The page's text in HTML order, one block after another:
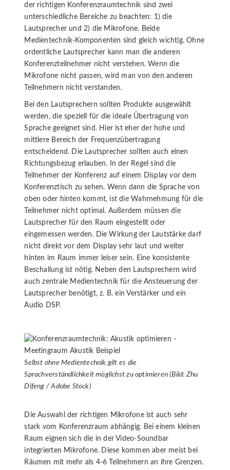
der richtigen Konferenzraumtechnik sind zwei
unterschiedliche Bereiche zu beachten: 1) die
Lautsprecher und 2) die Mikrofone. Beide
Medientechnik-Komponenten sind gleich wichtig. Ohne
ordentliche Lautsprecher kann man die anderen
Konferenzteilnehmer nicht verstehen. Wenn die
Mikrofone nicht passen, wird man von den anderen
Teilnehmern nicht verstanden.
Bei den Lautsprechern sollten Produkte ausgewählt
werden, die speziell für die ideale Übertragung von
Sprache geeignet sind. Hier ist eher der hohe und
mittlere Bereich der Frequenzübertragung
entscheidend. Die Lautsprecher sollten auch einen
Richtungsbezug erlauben. In der Regel sind die
Teilnehmer der Konferenz auf einem Display vor dem
Konferenztisch zu sehen. Wenn dann die Sprache von
oben oder hinten kommt, ist die Wahrnehmung für die
Teilnehmer nicht optimal. Außerdem müssen die
Lautsprecher für den Raum eingestellt oder
eingemessen werden. Die Wirkung der Lautstärke darf
nicht direkt vor dem Display sehr laut und weiter
hinten im Raum immer leiser sein. Eine konsistente
Beschallung ist nötig. Neben den Lautsprechern wird
auch zentrale Medientechnik für die Ansteuerung der
Lautsprecher benötigt, z. B. ein Verstärker und ein
Audio DSP.
Selbst ohne Medientechnik gilt es die
Sprachverständlichkeit möglichst zu optimieren (Bild: Zhu
Difeng / Adobe Stock)
Die Auswahl der richtigen Mikrofone ist auch sehr
stark vom Konferenzraum abhängig. Bei einem kleinen
Raum eignen sich die in der Video-Soundbar
integrierten Mikrofone. Diese kommen aber meist bei
Räumen mit mehr als 4-6 Teilnehmern an ihre Grenzen.